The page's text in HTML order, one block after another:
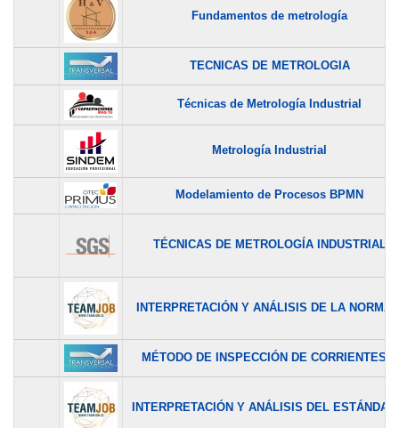
Fundamentos de metrología
TECNICAS DE METROLOGIA
Técnicas de Metrología Industrial
Metrología Industrial
Modelamiento de Procesos BPMN
TÉCNICAS DE METROLOGÍA INDUSTRIAL
INTERPRETACIÓN Y ANÁLISIS DE LA
MÉTODO DE INSPECCIÓN DE CORRIENTES...
INTERPRETACIÓN Y ANÁLISIS DEL